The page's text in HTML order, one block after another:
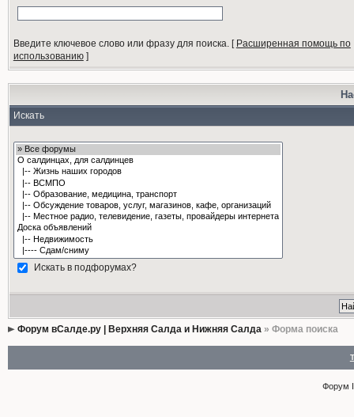
Введите ключевое слово или фразу для поиска.[ Расширенная помощь по
использованию]
Искать
Искать в подфорумах?
Форум вСалде.ру | Верхняя Салда и Нижняя Салда» Форма поиска
Форум